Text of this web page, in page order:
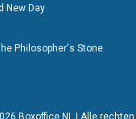
New Day
Philosopher's Stone
Boxoffice NL | Alle